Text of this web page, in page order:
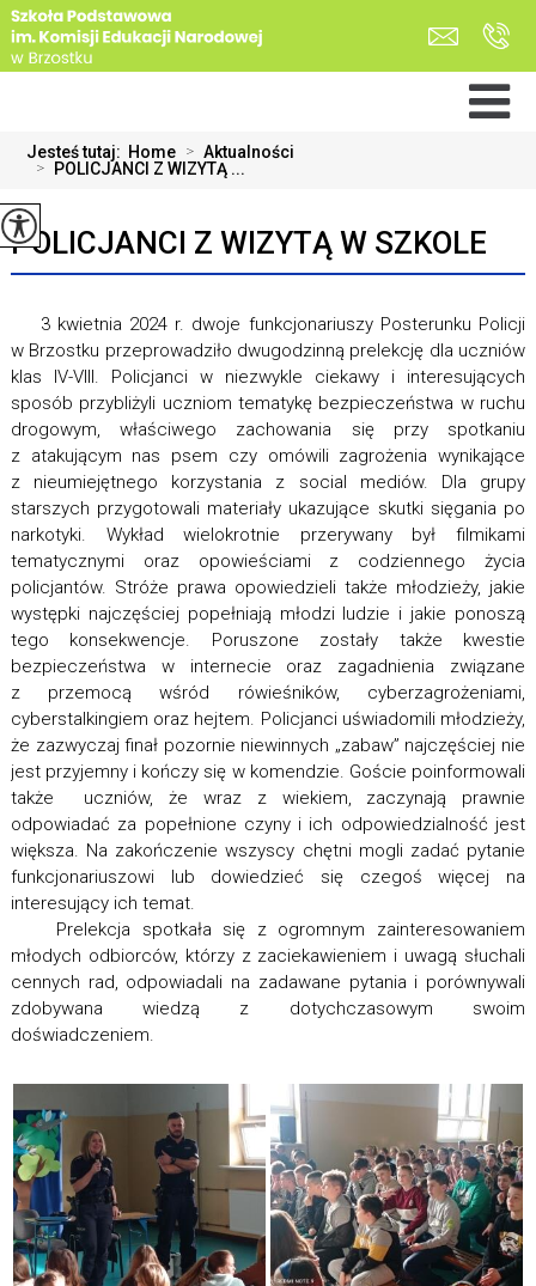
Jesteś tutaj: Home > Aktualności
> POLICJANCI Z WIZYTĄ ...
POLICJANCI Z WIZYTĄ W SZKOLE
3 kwietnia 2024 r. dwoje funkcjonariuszy Posterunku Policji
w Brzostku przeprowadziło dwugodzinną prelekcję dla uczniów
klas IV-VIII. Policjanci w niezwykle ciekawy i interesujących
sposób przybliżyli uczniom tematykę bezpieczeństwa w ruchu
drogowym, właściwego zachowania się przy spotkaniu
z atakującym nas psem czy omówili zagrożenia wynikające
z nieumiejętnego korzystania z social mediów. Dla grupy
starszych przygotowali materiały ukazujące skutki sięgania po
narkotyki. Wykład wielokrotnie przerywany był filmikami
tematycznymi oraz opowieściami z codziennego życia
policjantów. Stróże prawa opowiedzieli także młodzieży, jakie
występki najczęściej popełniają młodzi ludzie i jakie ponoszą
tego konsekwencje. Poruszone zostały także kwestie
bezpieczeństwa w internecie oraz zagadnienia związane
z przemocą wśród rówieśników, cyberzagrożeniami,
cyberstalkingiem oraz hejtem. Policjanci uświadomili młodzieży,
że zazwyczaj finał pozornie niewinnych „zabaw” najczęściej nie
jest przyjemny i kończy się w komendzie. Goście poinformowali
także uczniów, że wraz z wiekiem, zaczynają prawnie
odpowiadać za popełnione czyny i ich odpowiedzialność jest
większa. Na zakończenie wszyscy chętni mogli zadać pytanie
funkcjonariuszowi lub dowiedzieć się czegoś więcej na
interesujący ich temat.
Prelekcja spotkała się z ogromnym zainteresowaniem
młodych odbiorców, którzy z zaciekawieniem i uwagą słuchali
cennych rad, odpowiadali na zadawane pytania i porównywali
zdobywana wiedzą z dotychczasowym swoim
doświadczeniem.